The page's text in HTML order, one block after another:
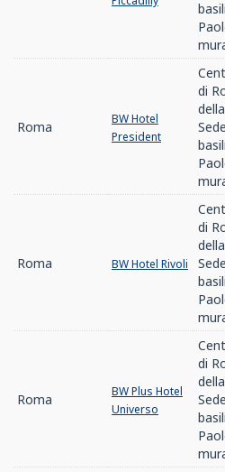
Roma
BW Hotel
President
di
Roma BW Hotel Rivoli
di
Roma
BW Plus Hotel
Universo
di